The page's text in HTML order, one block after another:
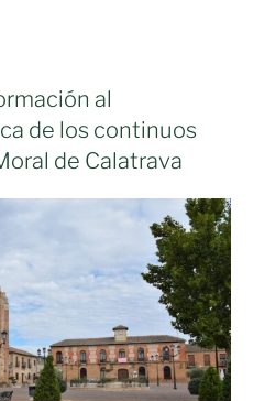
al
de los continuos
de Calatrava